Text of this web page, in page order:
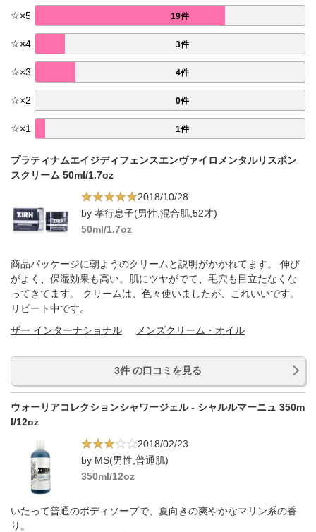
☆×5 19件
☆×4 3件
☆×3 4件
☆×2 0件
☆×1 1件
プラティナムエイジディフェンスエンヴァイロメンタルリスポン
スクリーム 50ml/1.7oz
2018/10/28
by 孝行息子(男性,混合肌,52才)
50ml/1.7oz
商品パッケージに朝ようのクリームと説明がかかれてます。 伸び
がよく、保湿効果も高い。肌にツヤがでて、毛穴も目立たなくな
ってきてます。 クリームは、色々使いましたが、これいいです。
リピート中です。
ザー インターナショナル
メンズクリーム・オイル
3件 の口コミを見る
ウォーリアコレクションシャワージェル - シャルルマーニュ 350m
l/12oz
2018/02/23
by MS(男性,普通肌)
350ml/12oz
いたって普通のボディソープで、夏向きの爽やかなマリン系の香
り。